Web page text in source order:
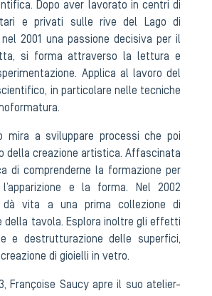
Dopo aver lavorato in centri di
e privati sulle rive del Lago di
nel 2001 una passione decisiva per il
si forma attraverso la lettura e
Applica al lavoro del
in particolare nelle tecniche
mira a sviluppare processi che poi
della creazione artistica. Affascinata
di comprenderne la formazione per
l’apparizione e la forma. Nel 2002
dà vita a una prima collezione di
della tavola. Esplora inoltre gli effetti
e destrutturazione delle superfici,
di gioielli in vetro.
Françoise Saucy apre il suo atelier-